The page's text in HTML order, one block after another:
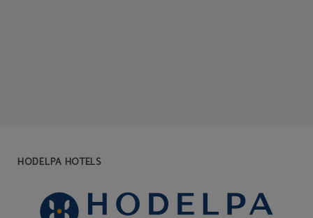
HODELPA HOTELS